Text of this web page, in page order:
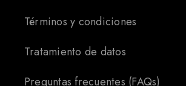
Términos y condiciones
Tratamiento de datos
Preguntas frecuentes (FAQs)